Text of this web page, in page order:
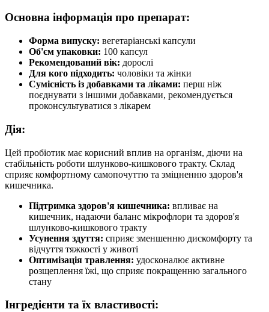
Основна інформація про препарат:
Форма випуску: вегетаріанські капсули
Об'єм упаковки: 100 капсул
Рекомендований вік: дорослі
Для кого підходить: чоловіки та жінки
Сумісність із добавками та ліками: перш ніж
поєднувати з іншими добавками, рекомендується
проконсультуватися з лікарем
Дія:
Цей пробіотик має корисний вплив на організм, діючи на
стабільність роботи шлунково-кишкового тракту. Склад
сприяє комфортному самопочуттю та зміцненню здоров'я
кишечника.
Підтримка здоров'я кишечника: впливає на
кишечник, надаючи баланс мікрофлори та здоров'я
шлунково-кишкового тракту
Усунення здуття: сприяє зменшенню дискомфорту та
відчуття тяжкості у животі
Оптимізація травлення: удосконалює активне
розщеплення їжі, що сприяє покращенню загального
стану
Інгредієнти та їх властивості: